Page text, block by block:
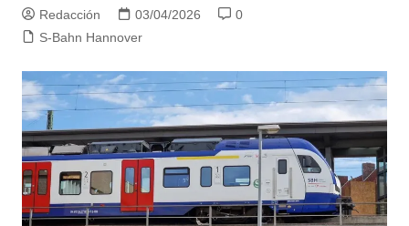
Redacción 03/04/2026
0
S-Bahn Hannover